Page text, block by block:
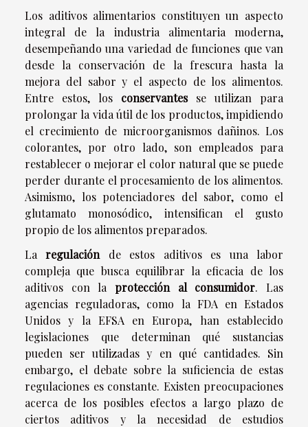
Los aditivos alimentarios constituyen un aspecto
integral de la industria alimentaria moderna,
desempeñando una variedad de funciones que van
desde la conservación de la frescura hasta la
mejora del sabor y el aspecto de los alimentos.
Entre estos, los conservantesse utilizan para
prolongar la vida útil de los productos, impidiendo
el crecimiento de microorganismos dañinos. Los
colorantes, por otro lado, son empleados para
restablecer o mejorar el color natural que se puede
perder durante el procesamiento de los alimentos.
Asimismo, los potenciadores del sabor, como el
glutamato monosódico, intensifican el gusto
propio de los alimentos preparados.
Laregulación de estos aditivos es una labor
compleja que busca equilibrar la eficacia de los
aditivos con la protección al consumidor. Las
agencias reguladoras, como la FDA en Estados
Unidos y la EFSA en Europa, han establecido
legislaciones que determinan qué sustancias
pueden ser utilizadas y en qué cantidades. Sin
embargo, el debate sobre la suficiencia de estas
regulaciones es constante. Existen preocupaciones
acerca de los posibles efectos a largo plazo de
ciertos aditivos y la necesidad de estudios